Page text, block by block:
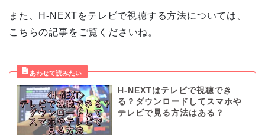
また、H-NEXTをテレビで視聴する方法については、
こちらの記事をご覧くださいね。
H-NEXTはテレビで視聴でき
る？ダウンロードしてスマホや
テレビで見る方法はある？